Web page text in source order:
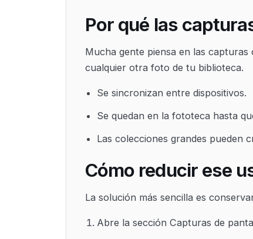
Por qué las
Mucha gente piensa en las
cualquier otra foto de tu biblioteca.
Se sincronizan entre dispositivos.
Se quedan en la fototeca hasta
Las colecciones grandes pueden
Cómo reducir ese
La solución más sencilla es
Abre la sección Capturas de